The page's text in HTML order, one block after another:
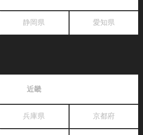
静岡県 愛知県
近畿
兵庫県 京都府